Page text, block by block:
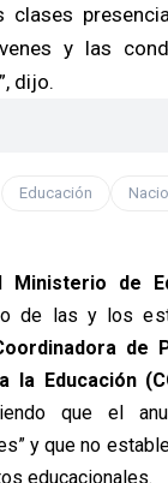
y las
dijo.
Educación
Ministerio de
de las y los
de
Educación
que el
y que no
educacionales.